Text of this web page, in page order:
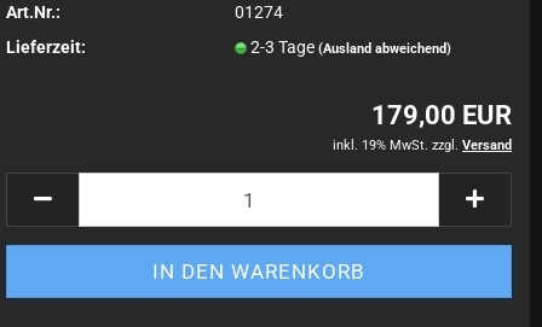
Art.Nr.:
01274
Lieferzeit:
2-3 Tage(Ausland abweichend)
179,00 EUR
inkl. 19% MwSt. zzgl. Versand